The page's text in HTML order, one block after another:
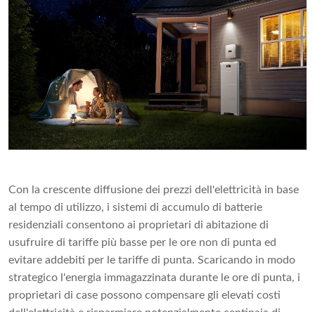
Con la crescente diffusione dei prezzi dell'elettricità in base
al tempo di utilizzo, i sistemi di accumulo di batterie
residenziali consentono ai proprietari di abitazione di
usufruire di tariffe più basse per le ore non di punta ed
evitare addebiti per le tariffe di punta. Scaricando in modo
strategico l'energia immagazzinata durante le ore di punta, i
proprietari di case possono compensare gli elevati costi